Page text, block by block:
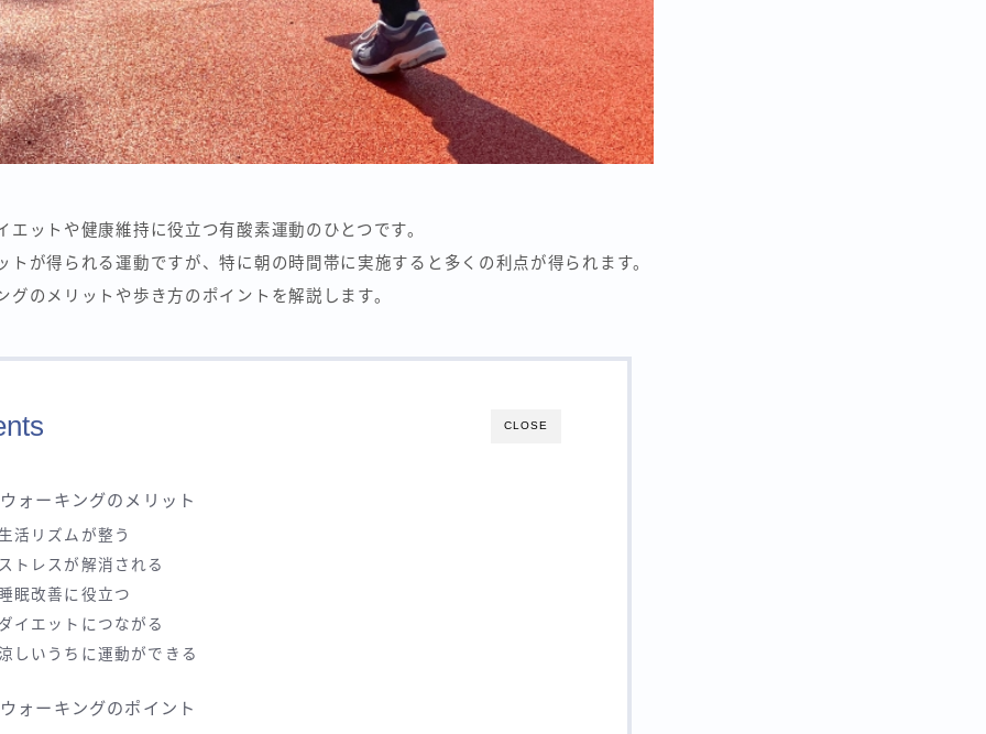
エットや健康維持に役立つ有酸素運動のひとつです。
トが得られる運動ですが、特に朝の時間帯に実施すると多くの利点が得られます。
グのメリットや歩き方のポイントを解説します。
CLOSE
ォーキングのメリット
活リズムが整う
トレスが解消される
眠改善に役立つ
イエットにつながる
しいうちに運動ができる
ォーキングのポイント